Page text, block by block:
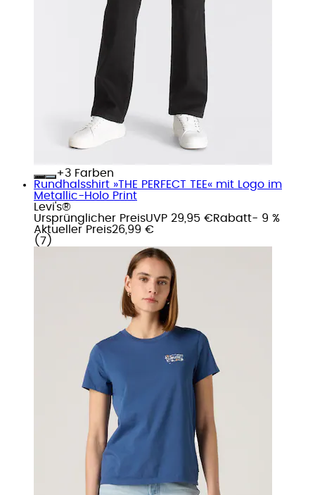
+
Farben
Rundhalsshirt »THE PERFECT TEE« mit Logo im
Metallic-Holo Print
Levi's®
Ursprünglicher PreisUVP 29,95 €Rabatt- 9 %
Aktueller Preis26,99 €
( 7 )